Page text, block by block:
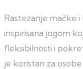
Rastezanje mačke
inspirisana jogom
fleksibilnosti i
je koristan za